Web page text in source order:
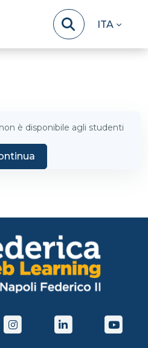
ITA
è disponibile agli studenti